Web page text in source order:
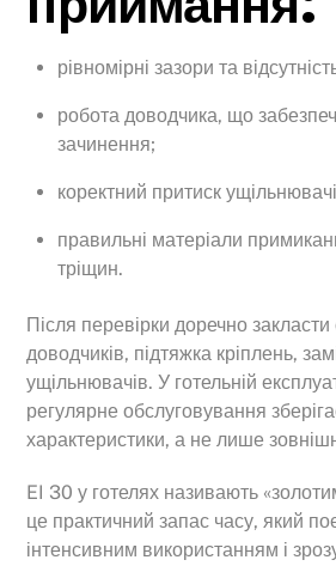
рівномірні зазори та
робота доводчика, що
зачинення;
коректний притиск
правильні матеріали
тріщин.
Після перевірки доречно закласти
доводчиків, підтяжка кріплень,
ущільнювачів. У готельній
регулярне обслуговування
характеристики, а не лише
EI 30 у готелях називають
це практичний запас часу, який
інтенсивним використанням і